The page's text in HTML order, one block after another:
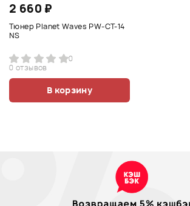
2 660 ₽
Тюнер Planet Waves PW-CT-14
NS
0
0 отзывов
В корзину